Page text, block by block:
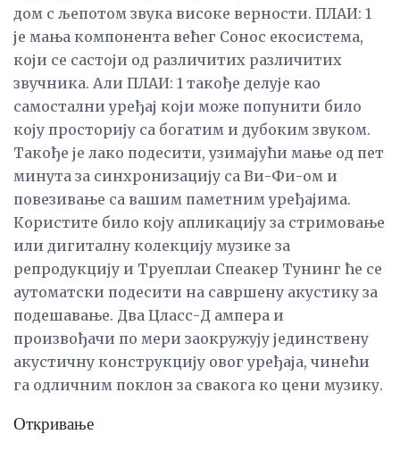
дом с љепотом звука високе верности. ПЛАИ: 1
је мања компонента већег Сонос екосистема,
који се састоји од различитих различитих
звучника. Али ПЛАИ: 1 такође делује као
самостални уређај који може попунити било
коју просторију са богатим и дубоким звуком.
Такође је лако подесити, узимајући мање од пет
минута за синхронизацију са Ви-Фи-ом и
повезивање са вашим паметним уређајима.
Користите било коју апликацију за стримовање
или дигиталну колекцију музике за
репродукцију и Труеплаи Спеакер Тунинг ће се
аутоматски подесити на савршену акустику за
подешавање. Два Цласс-Д ампера и
произвођачи по мери заокружују јединствену
акустичну конструкцију овог уређаја, чинећи
га одличним поклон за свакога ко цени музику.
Откривање